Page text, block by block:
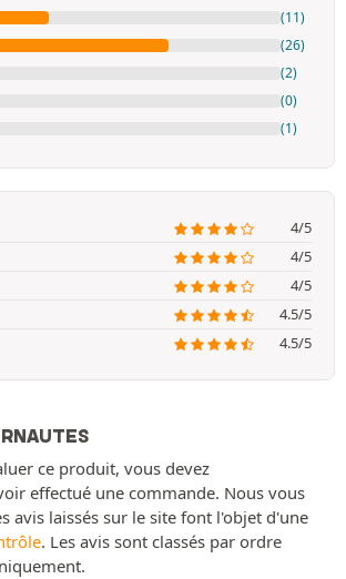
(11)
(26)
(2)
(0)
(1)
4/5
4/5
4/5
4.5/5
4.5/5
ce produit, vous devez
effectué une commande. Nous vous
avis laissés sur le site font l'objet d'une
. Les avis sont classés par ordre